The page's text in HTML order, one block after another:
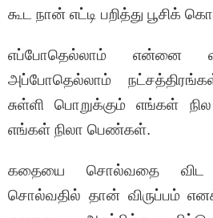
கூட நான் எட்டி பறித்து பூசிக்
எப்போதெல்லாம் என்னை
அப்போதெல்லாம்
சுள்ளி பொறுக்கும் எங்கள்
எங்கள் நிலா பெண்கள்.
கதையை சொல்வதை விட
சொல்வதில் தான் விருப்பம்